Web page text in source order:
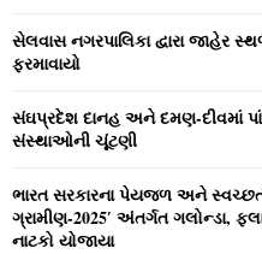
સેલવાસ નગરપાલિકા દ્વારા જાહેર
ફરમાવાયો
સંઘપ્રદેશ દાનહ અને દમણ-દીવમાં
સંસ્‍થાઓની ચૂંટણી
ભારત સરકારના પેયજળ અને સ્‍વચ્‍છતા
ગ્રામીણ-2025′ અંતર્ગત ગલોન્‍ડા,
નાટકો યોજાયા